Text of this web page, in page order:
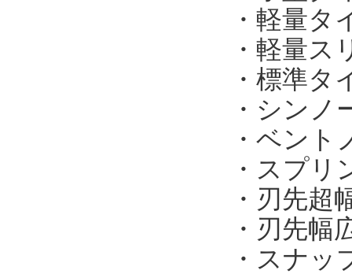
・軽量タ
・軽量ス
・標準タ
・シンノ
・ベント
・スプ
・刃先超
・刃先幅
・スナッ